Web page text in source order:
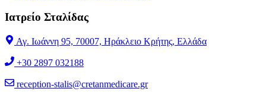
Ιατρείο Σταλίδας
Αγ. Ιωάννη 95, 70007, Ηράκλειο Κρήτης, Ελλάδα
+30 2897 032188
reception-stalis@cretanmedicare.gr